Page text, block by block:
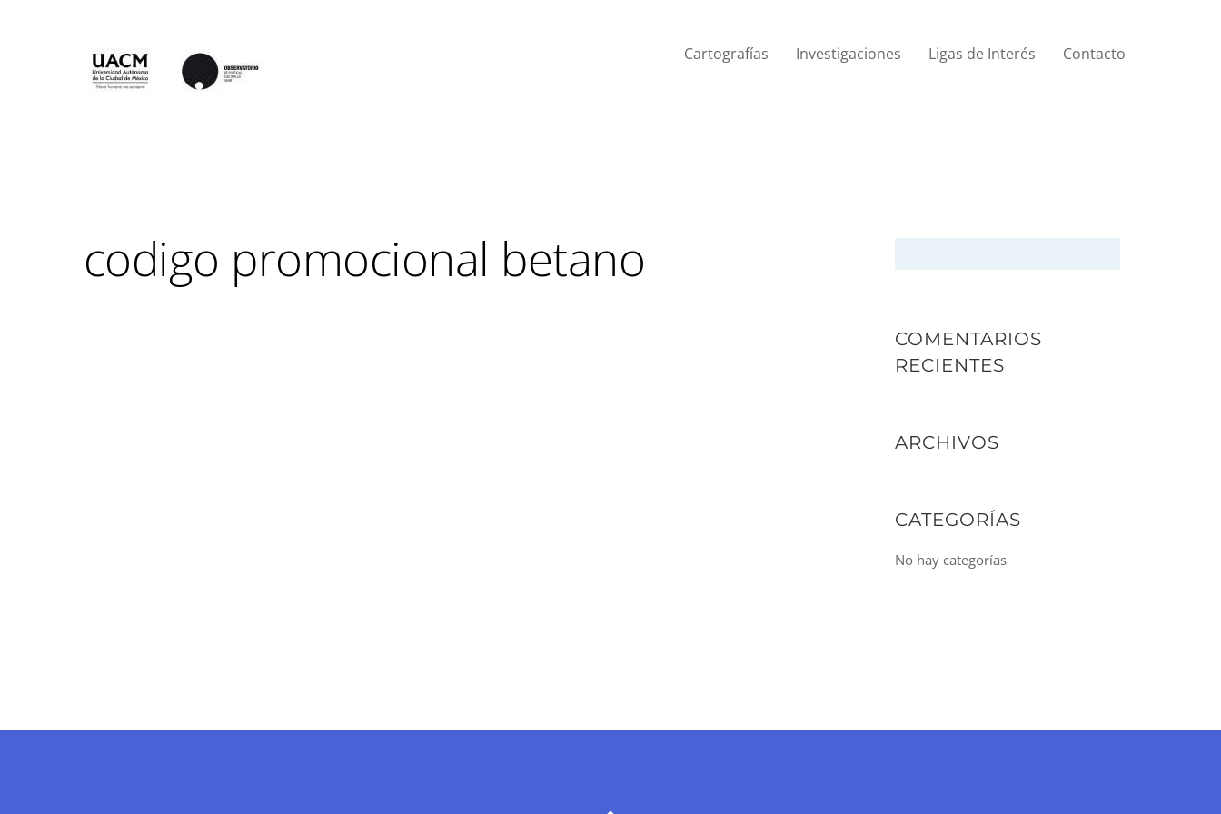
Cartografías Investigaciones Ligas de Interés Contacto
codigo promocional betano
COMENTARIOS
RECIENTES
ARCHIVOS
CATEGORÍAS
No hay categorías